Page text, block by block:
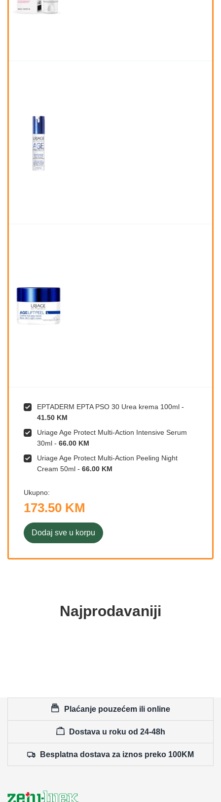
EPTADERM EPTA PSO 30 Urea krema 100ml -
41.50 KM
Uriage Age Protect Multi-Action Intensive Serum
30ml - 66.00 KM
Uriage Age Protect Multi-Action Peeling Night
Cream 50ml - 66.00 KM
Ukupno:
173.50 KM
Dodaj sve u korpu
Najprodavaniji
Plaćanje pouzećem ili online
Dostava u roku od 24-48h
Besplatna dostava za iznos preko 100KM